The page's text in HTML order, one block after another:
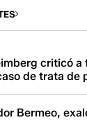
criticó a
de trata de
Bermeo,